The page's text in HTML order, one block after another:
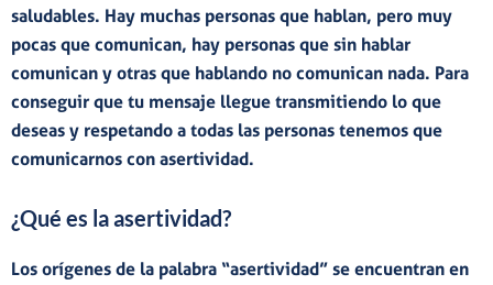
saludables. Hay muchas personas que hablan, pero muy
pocas que comunican, hay personas que sin hablar
comunican y otras que hablando no comunican nada. Para
conseguir que tu mensaje llegue transmitiendo lo que
deseas y respetando a todas las personas tenemos que
comunicarnos con asertividad.
¿Qué es la asertividad?
Los orígenes de la palabra “asertividad” se encuentran en